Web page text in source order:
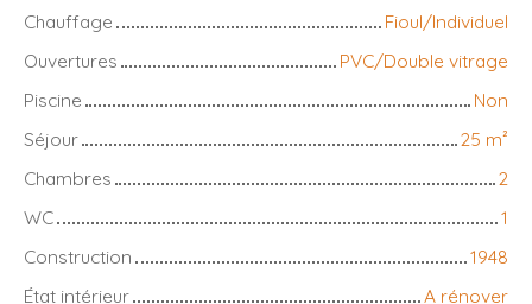
Chauffage
Fioul/Individuel
Ouvertures
PVC/Double vitrage
Piscine
Non
Séjour
25 m²
Chambres
2
WC
1
Construction
1948
État intérieur
A rénover